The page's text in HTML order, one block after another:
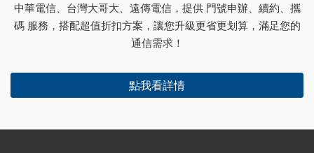
中華電信、台灣大哥大、遠傳電信，提供 門號申辦、續約、攜
碼 服務，搭配超值折扣方案，讓您升級更省更划算，滿足您的
通信需求！
點我看詳情